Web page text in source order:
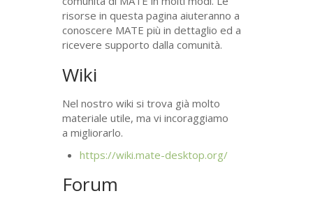
risorse in questa pagina aiuteranno a
conoscere MATE più in dettaglio ed a
ricevere supporto dalla comunità.
Wiki
Nel nostro wiki si trova già molto
materiale utile, ma vi incoraggiamo
a migliorarlo.
https://wiki.mate-desktop.org/
Forum